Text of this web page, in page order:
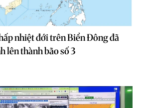
nhiệt đới trên Biển Đông đã
lên thành bão số 3